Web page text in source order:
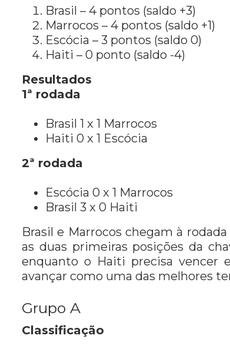
Brasil – 4 pontos (saldo +3)
Marrocos – 4 pontos (saldo +1)
Escócia – 3 pontos (saldo 0)
Haiti – 0 ponto (saldo -4)
Resultados
1ª rodada
Brasil 1 x 1 Marrocos
Haiti 0 x 1 Escócia
2ª rodada
Escócia 0 x 1 Marrocos
Brasil 3 x 0 Haiti
Brasil e Marrocos chegam à
as duas primeiras posições da
enquanto o Haiti precisa vencer
avançar como uma das melhores
Grupo A
Classificação